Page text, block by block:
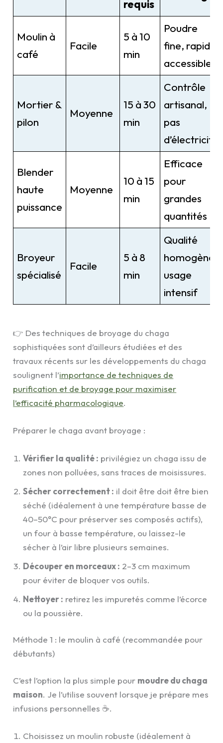
requis
Moulin à
café
Facile
5 à 10
min
Poudre
fine, rapide,
accessible
Mortier &
pilon
Moyenne
15 à 30
min
Contrôle
artisanal,
pas
d’électricité
Blender
haute
puissance
Moyenne
10 à 15
min
Efficace
pour
grandes
quantités
Broyeur
spécialisé
Facile
5 à 8
min
Qualité
homogène,
usage
intensif
👉 Des techniques de broyage du chaga
sophistiquées sont d’ailleurs étudiées et des
travaux récents sur les développements du chaga
soulignent l’importance de techniques de
purification et de broyage pour maximiser
l’efficacité pharmacologique.
Préparer le chaga avant broyage :
Vérifier la qualité : privilégiez un chaga issu de
zones non polluées, sans traces de moisissures.
Sécher correctement : il doit être doit être bien
séché (idéalement à une température basse de
40–50°C pour préserver ses composés actifs),
un four à basse température, ou laissez-le
sécher à l’air libre plusieurs semaines.
Découper en morceaux : 2–3 cm maximum
pour éviter de bloquer vos outils.
Nettoyer : retirez les impuretés comme l’écorce
ou la poussière.
Méthode 1 : le moulin à café (recommandée pour
débutants)
C’est l’option la plus simple pour moudre du chaga
maison. Je l’utilise souvent lorsque je prépare mes
infusions personnelles ☕.
Choisissez un moulin robuste (idéalement à